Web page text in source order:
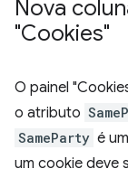
Nova
"Cookies"
O painel
o atributo
SameParty é
um cookie deve